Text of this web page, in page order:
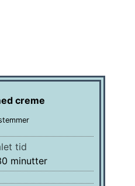
creme
tid
minutter
minutter